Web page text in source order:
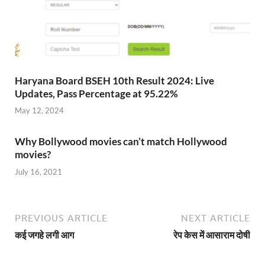
Haryana Board BSEH 10th Result 2024: Live
Updates, Pass Percentage at 95.22%
May 12, 2024
Why Bollywood movies can’t match Hollywood
movies?
July 16, 2021
PREVIOUS ARTICLE
कई जगहे लगी आग
NEXT ARTICLE
रेप केस में आसाराम दोषी